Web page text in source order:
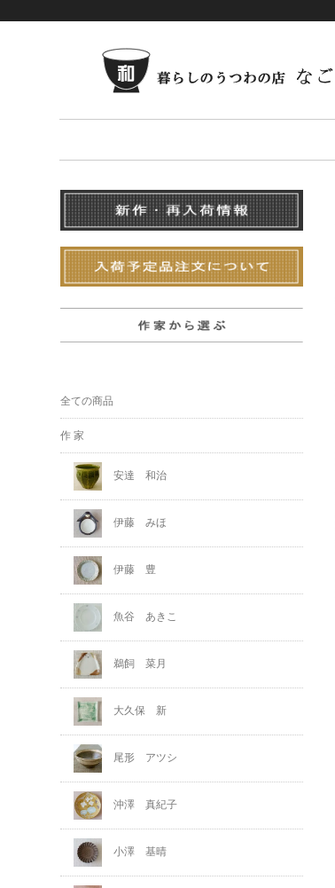
全ての商品
作 家
安達 和治
伊藤 みほ
伊藤 豊
魚谷 あきこ
鵜飼 菜月
大久保 新
尾形 アツシ
沖澤 真紀子
小澤 基晴